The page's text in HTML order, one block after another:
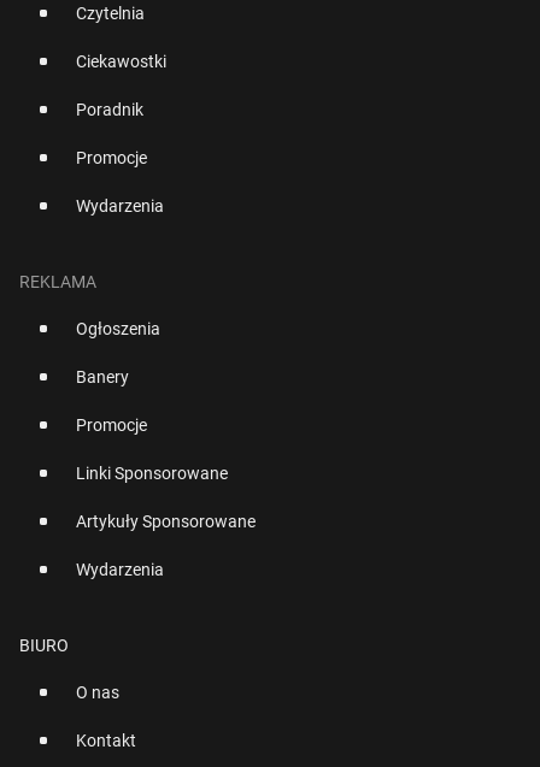
Czytelnia
Ciekawostki
Poradnik
Promocje
Wydarzenia
REKLAMA
Ogłoszenia
Banery
Promocje
Linki Sponsorowane
Artykuły Sponsorowane
Wydarzenia
BIURO
O nas
Kontakt